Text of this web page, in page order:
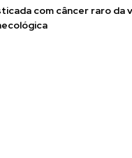
com câncer raro da